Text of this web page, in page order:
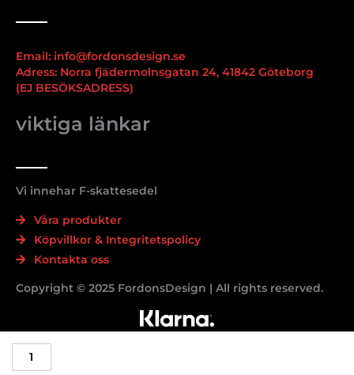
model
Y
Email: info@fordonsdesign.se
Adress: Norra fjädermolnsgatan 24, 41842 Göteborg
(EJ BESÖKSADRESS)
viktiga länkar
Vi innehar F-skattesedel
Våra produkter
Köpvillkor & Integritetspolicy
Kontakta oss
Copyright © 2025 FordonsDesign | All rights reserved.